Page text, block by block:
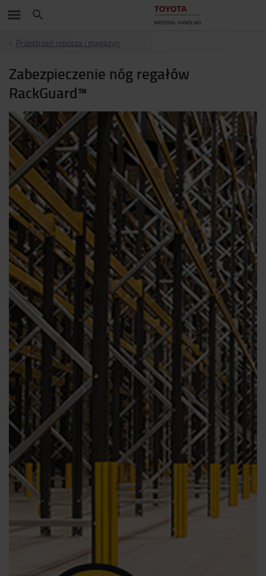
Przestrzeń robocza i magazyn
Zabezpieczenie nóg regałów
RackGuard™